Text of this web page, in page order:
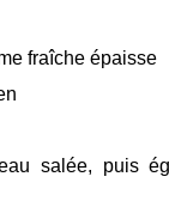
fraîche épaisse
salée, puis